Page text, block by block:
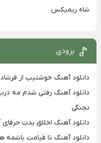
شاه ریمیکس
بزودی
دانلود آهنگ خوشتیپ از فرشاد
دانلود آهنگ رفتی شدم مه
تجنگی
دانلود آهنگ اخلاق بدت
دانلود آهنگ تا قیامت باشمه